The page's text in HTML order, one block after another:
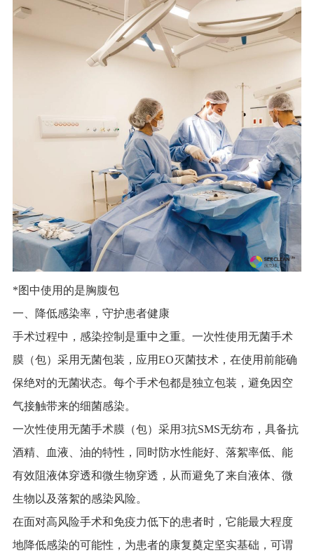
*图中使用的是胸腹包
一、降低感染率，守护患者健康
手术过程中，感染控制是重中之重。一次性使用无菌手术
膜（包）采用无菌包装，应用EO灭菌技术，在使用前能确
保绝对的无菌状态。每个手术包都是独立包装，避免因空
气接触带来的细菌感染。
一次性使用无菌手术膜（包）采用3抗SMS无纺布，具备抗
酒精、血液、油的特性，同时防水性能好、落絮率低、能
有效阻液体穿透和微生物穿透，从而避免了来自液体、微
生物以及落絮的感染风险。
在面对高风险手术和免疫力低下的患者时，它能最大程度
地降低感染的可能性，为患者的康复奠定坚实基础，可谓